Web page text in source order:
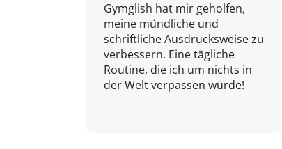
Gymglish hat mir geholfen,
meine mündliche und
schriftliche Ausdrucksweise zu
verbessern. Eine tägliche
Routine, die ich um nichts in
der Welt verpassen würde!